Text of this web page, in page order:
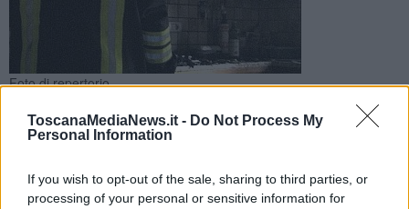
ToscanaMediaNews.it - Do Not Process My
Personal Information
If you wish to opt-out of the sale, sharing to third parties, or
processing of your personal or sensitive information for
Foto di repertorio
L'uomo, che avrebbe riportato ustioni di primo grado, è stato
soccorso dai sanitari del 118 e portato in ospedale in codice
rosso